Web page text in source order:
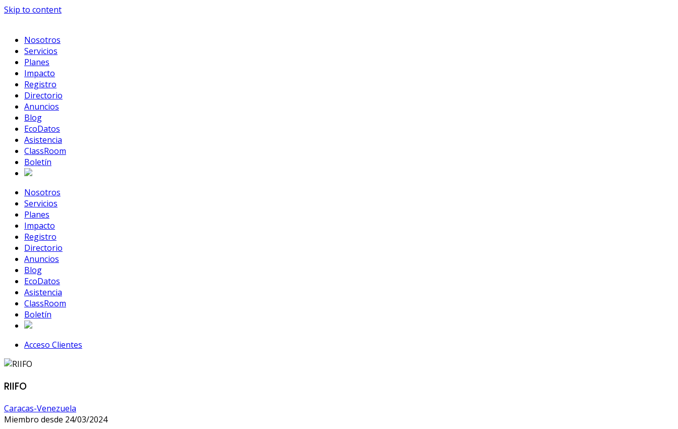
Skip to content
Nosotros
Servicios
Planes
Impacto
Registro
Directorio
Anuncios
Blog
EcoDatos
Asistencia
ClassRoom
Boletín
Nosotros
Servicios
Planes
Impacto
Registro
Directorio
Anuncios
Blog
EcoDatos
Asistencia
ClassRoom
Boletín
Acceso Clientes
RIIFO
Caracas-Venezuela
Miembro desde 24/03/2024